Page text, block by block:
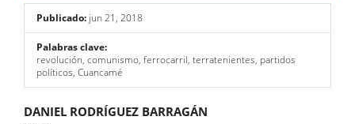
Publicado: jun 21, 2018
Palabras clave:
revolución, comunismo, ferrocarril, terratenientes, partidos
políticos, Cuancamé
Contenido
DANIEL RODRÍGUEZ BARRAGÁN